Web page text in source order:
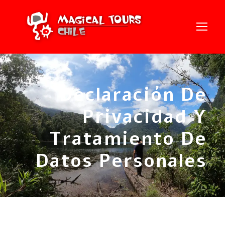
Declaración De
Privacidad Y
Tratamiento De
Datos Personales